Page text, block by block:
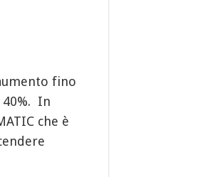
fino
40%. In
che è